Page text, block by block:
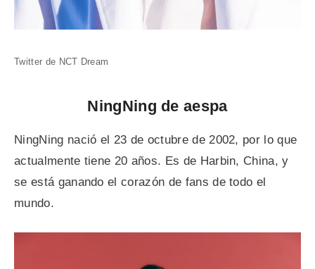
Twitter de NCT Dream
NingNing de aespa
NingNing nació el 23 de octubre de 2002, por lo que
actualmente tiene 20 años. Es de Harbin, China, y
se está ganando el corazón de fans de todo el
mundo.